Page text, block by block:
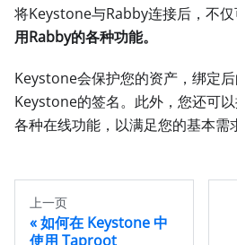
将Keystone与Rabby连接后，不仅
用Rabby的各种功能。
Keystone会保护您的资产，绑定
Keystone的签名。此外，您还可
各种在线功能，以满足您的基本需
上一页
如何在 Keystone 中
使用 Taproot